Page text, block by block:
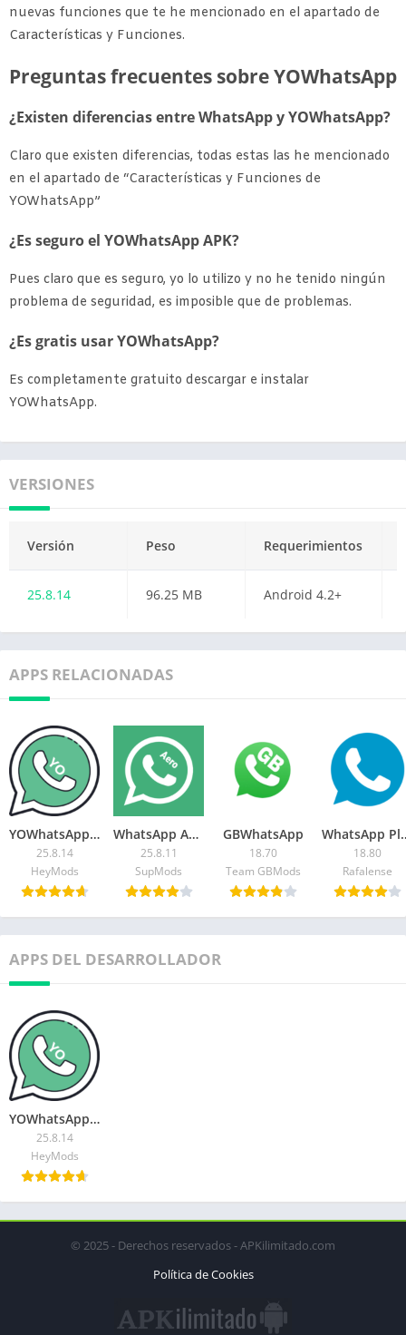
nuevas funciones que te he mencionado en el apartado de
Características y Funciones.
Preguntas frecuentes sobre YOWhatsApp
¿Existen diferencias entre WhatsApp y YOWhatsApp?
Claro que existen diferencias, todas estas las he mencionado
en el apartado de “Características y Funciones de
YOWhatsApp”
¿Es seguro el YOWhatsApp APK?
Pues claro que es seguro, yo lo utilizo y no he tenido ningún
problema de seguridad, es imposible que de problemas.
¿Es gratis usar YOWhatsApp?
Es completamente gratuito descargar e instalar
YOWhatsApp.
VERSIONES
Versión Peso Requerimientos
25.8.14 96.25 MB Android 4.2+
APPS RELACIONADAS
YOWhatsApp (YoWA)
25.8.14
HeyMods
WhatsApp Aero
25.8.11
SupMods
GBWhatsApp
18.70
Team GBMods
18.80
Rafalense
APPS DEL DESARROLLADOR
YOWhatsApp (YoWA)
25.8.14
HeyMods
© 2025 - Derechos reservados - APKilimitado.com
Política de Cookies